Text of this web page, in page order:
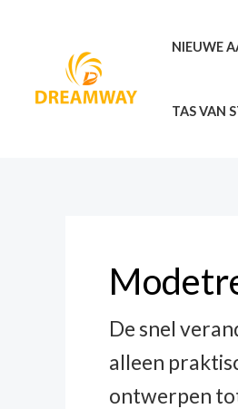
NIEUWE
TAS VAN
De snel
alleen
ontwerpen